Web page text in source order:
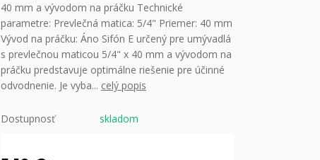
40 mm a vývodom na práčku Technické
parametre: Prevlečná matica: 5/4" Priemer: 40 mm
Vývod na práčku: Áno Sifón E určený pre umývadlá
s prevlečnou maticou 5/4" x 40 mm a vývodom na
práčku predstavuje optimálne riešenie pre účinné
odvodnenie. Je vyba... celý popis
Dostupnosť skladom